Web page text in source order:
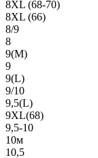
8XL (68-70)
8XL (66)
8/9
8
9(М)
9
9(L)
9/10
9,5(L)
9XL(68)
9,5-10
10м
10,5